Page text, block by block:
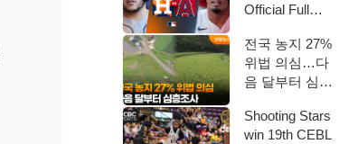
Official Full
전국 농지 27%
위법 의심…다
음 달부터 심층
TV (Yonh…
Shooting Stars
win 19th CEBL